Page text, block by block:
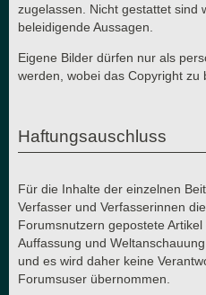
zugelassen. Nicht gestattet sind
beleidigende Aussagen.
Eigene Bilder dürfen nur als
werden, wobei das Copyright zu
Haftungsauschluss
Für die Inhalte der einzelnen
Verfasser und Verfasserinnen
Forumsnutzern gepostete
Auffassung und
und es wird daher keine
Forumsuser übernommen.